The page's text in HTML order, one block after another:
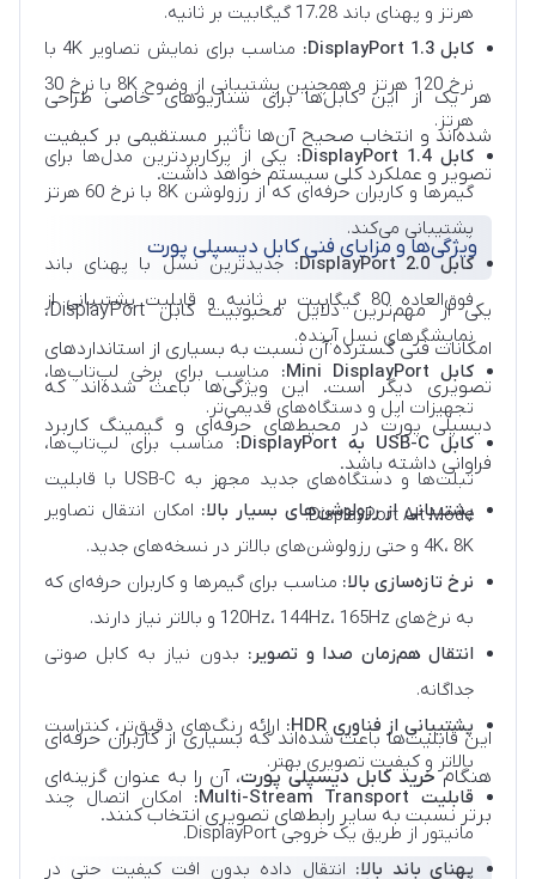
هرتز و پهنای باند 17.28 گیگابیت بر ثانیه.
کابل DisplayPort 1.3:
مناسب برای نمایش تصاویر 4K با
نرخ 120 هرتز و همچنین پشتیبانی از وضوح 8K با نرخ 30
هرتز.
کابل DisplayPort 1.4:
یکی از پرکاربردترین مدل‌ها برای
گیمرها و کاربران حرفه‌ای که از رزولوشن 8K با نرخ 60 هرتز
پشتیبانی می‌کند.
کابل DisplayPort 2.0:
جدیدترین نسل با پهنای باند
فوق‌العاده 80 گیگابیت بر ثانیه و قابلیت پشتیبانی از
نمایشگرهای نسل آینده.
کابل Mini DisplayPort:
مناسب برای برخی لپ‌تاپ‌ها،
تجهیزات اپل و دستگاه‌های قدیمی‌تر.
کابل USB-C به DisplayPort:
مناسب برای لپ‌تاپ‌ها،
تبلت‌ها و دستگاه‌های جدید مجهز به USB-C با قابلیت
DisplayPort Alt Mode.
هر یک از این کابل‌ها برای سناریوهای خاصی طراحی
شده‌اند و انتخاب صحیح آن‌ها تأثیر مستقیمی بر کیفیت
تصویر و عملکرد کلی سیستم خواهد داشت.
ویژگی‌ها و مزایای فنی کابل دیسپلی پورت
یکی از مهم‌ترین دلایل محبوبیت کابل DisplayPort،
امکانات فنی گسترده آن نسبت به بسیاری از استانداردهای
تصویری دیگر است. این ویژگی‌ها باعث شده‌اند که
دیسپلی پورت در محیط‌های حرفه‌ای و گیمینگ کاربرد
فراوانی داشته باشد.
پشتیبانی از رزولوشن‌های بسیار بالا: امکان انتقال تصاویر
4K، 8K و حتی رزولوشن‌های بالاتر در نسخه‌های جدید.
نرخ تازه‌سازی بالا: مناسب برای گیمرها و کاربران حرفه‌ای که
به نرخ‌های 120Hz، 144Hz، 165Hz و بالاتر نیاز دارند.
انتقال هم‌زمان صدا و تصویر: بدون نیاز به کابل صوتی
جداگانه.
پشتیبانی از فناوری HDR:
ارائه رنگ‌های دقیق‌تر، کنتراست
بالاتر و کیفیت تصویری بهتر.
قابلیت Multi-Stream Transport:
امکان اتصال چند
مانیتور از طریق یک خروجی DisplayPort.
پهنای باند بالا: انتقال داده بدون افت کیفیت حتی در
این قابلیت‌ها باعث شده‌اند که بسیاری از کاربران حرفه‌ای
هنگامخرید کابل دیسپلی پورت، آن را به عنوان گزینه‌ای
برتر نسبت به سایر رابط‌های تصویری انتخاب کنند.